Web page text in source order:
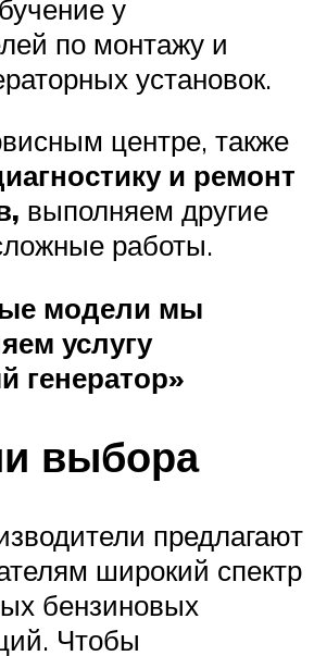
у
по монтажу и
установок.
центре, также
и ремонт
выполняем другие
работы.
модели мы
услугу
генератор»
выбора
предлагают
широкий спектр
бензиновых
Чтобы